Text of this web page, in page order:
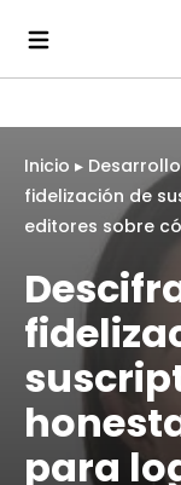
Inicio ▸
fidelización de
editores sobre
para